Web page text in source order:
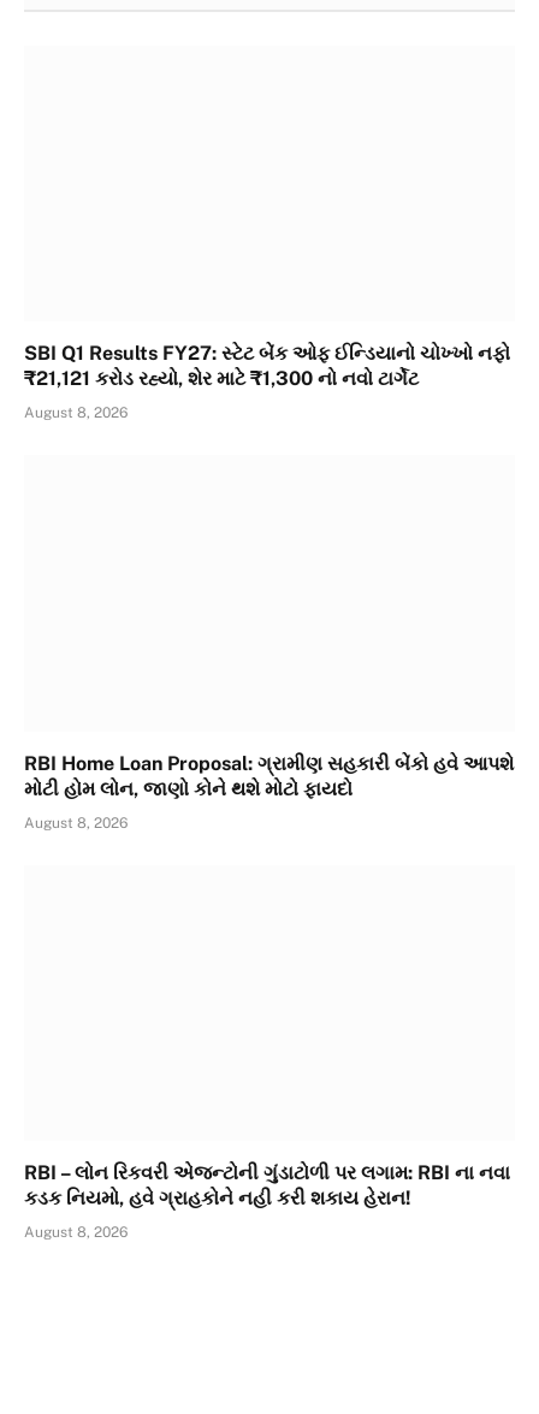
SBI Q1 Results FY27: સ્ટેટ બેંક ઓફ ઈન્ડિયાનો ચોખ્ખો નફો
₹21,121 કરોડ રહ્યો, શેર માટે ₹1,300 નો નવો ટાર્ગેટ
August 8, 2026
RBI Home Loan Proposal: ગ્રામીણ સહકારી બેંકો હવે આપશે
મોટી હોમ લોન, જાણો કોને થશે મોટો ફાયદો
August 8, 2026
RBI – લોન રિકવરી એજન્ટોની ગુંડાટોળી પર લગામ: RBI ના નવા
કડક નિયમો, હવે ગ્રાહકોને નહી કરી શકાય હેરાન!
August 8, 2026